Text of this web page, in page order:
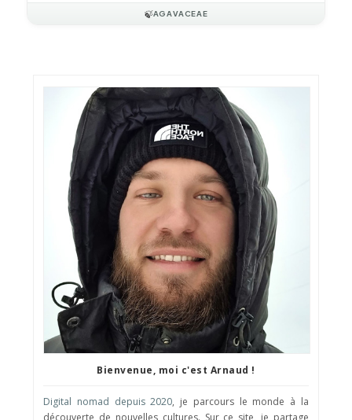
🍃AGAVACEAE
Bienvenue, moi c'est Arnaud !
Digital nomad depuis 2020, je parcours le monde à la